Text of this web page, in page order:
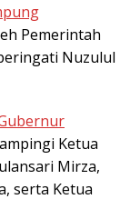
Pemerintah
Nuzulul
Ketua
Mirza,
serta Ketua